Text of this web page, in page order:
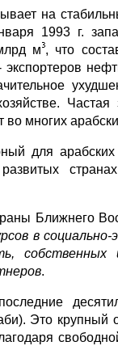
на
1993 г.
м , что
многих
для
Ближнего
в
.
Это крупный